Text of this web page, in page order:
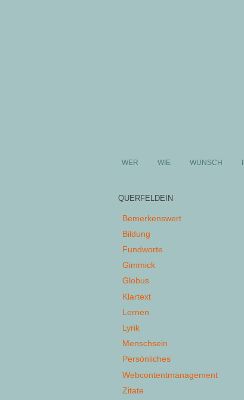
WER WIE WUNSCH
QUERFELDEIN
Bemerkenswert
Bildung
Fundworte
Gimmick
Globus
Klartext
Lernen
Lyrik
Menschsein
Persönliches
Webcontentmanagement
Zitate